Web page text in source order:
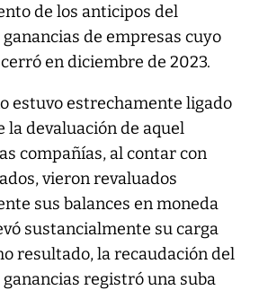
de los anticipos del
de empresas cuyo
en diciembre de 2023.
estuvo estrechamente ligado
la devaluación de aquel
compañías, al contar con
vieron revaluados
sus balances en moneda
sustancialmente su carga
resultado, la recaudación del
registró una suba